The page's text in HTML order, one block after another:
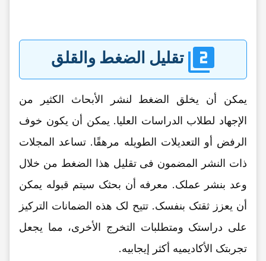
تقلیل الضغط والقلق
یمکن أن یخلق الضغط لنشر الأبحاث الکثیر من
الإجهاد لطلاب الدراسات العلیا. یمکن أن یکون خوف
الرفض أو التعدیلات الطویله مرهقًا. تساعد المجلات
ذات النشر المضمون فی تقلیل هذا الضغط من خلال
وعد بنشر عملک. معرفه أن بحثک سیتم قبوله یمکن
أن یعزز ثقتک بنفسک. تتیح لک هذه الضمانات الترکیز
على دراستک ومتطلبات التخرج الأخرى، مما یجعل
تجربتک الأکادیمیه أکثر إیجابیه.